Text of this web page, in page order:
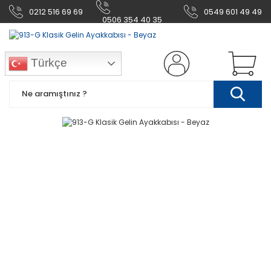
0212 516 69 69
0506 354 40 35
0549 601 49 49
Türkçe